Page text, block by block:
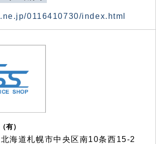
0116410730/index.html
有）
海道札幌市中央区南10条西15-2